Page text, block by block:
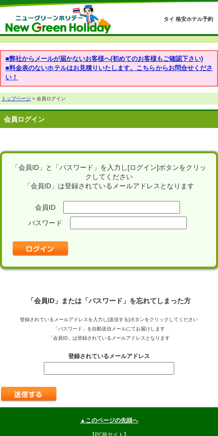
タイ 格安ホテル予約
■弊社からメールが届かないお客様へ(初めてのお客様もご確認下さい)
■料金表のないホテルはお見積りいたします。こちらからお問合せくださ
い！
トップページ > 会員ログイン
会員ログイン
「会員ID」と「パスワード」を入力し[ログイン]ボタンをクリッ
クしてください
「会員ID」は登録されているメールアドレスとなります
会員ID
パスワード
「会員ID」または「パスワード」を忘れてしまった方
登録されているメールアドレスを入力し[送信する]ボタンをクリックしてください
「パスワード」を自動送信メールにてお届けします
「会員ID」は登録されているメールアドレスとなります
登録されているメールアドレス
▲このページの先頭へ
【PC版サイト】